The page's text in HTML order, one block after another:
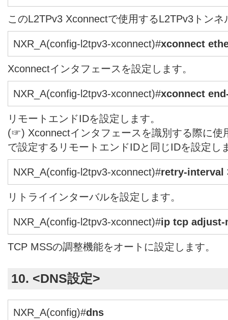
このL2TPv3 Xconnectで使用するL2TPv3トン
NXR_A(config-l2tpv3-xconnect)#xconnect
Xconnectインタフェースを設定します。
NXR_A(config-l2tpv3-xconnect)#xconnect
リモートエンドIDを設定します。
(☞) Xconnectインタフェースを識別する際に使
で設定するリモートエンドIDと同じIDを設定し
NXR_A(config-l2tpv3-xconnect)#retry-interval
リトライインターバルを設定します。
NXR_A(config-l2tpv3-xconnect)#ip tcp adjust-
TCP MSSの調整機能をオートに設定します。
10. <DNS設定>
NXR_A(config)#dns